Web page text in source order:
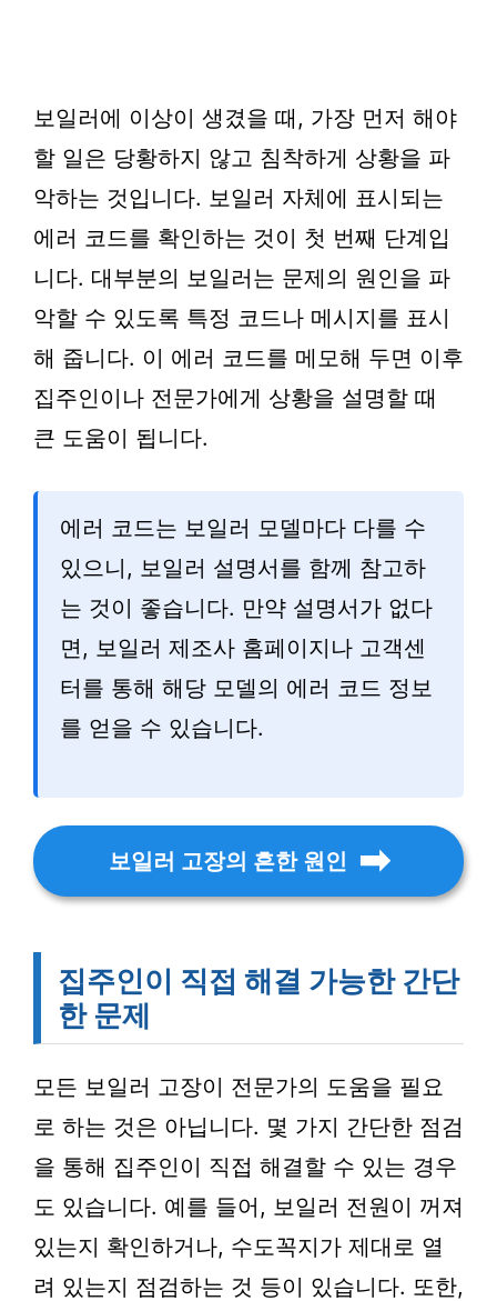
보일러에 이상이 생겼을 때, 가장 먼저 해야
할 일은 당황하지 않고 침착하게 상황을 파
악하는 것입니다. 보일러 자체에 표시되는
에러 코드를 확인하는 것이 첫 번째 단계입
니다. 대부분의 보일러는 문제의 원인을 파
악할 수 있도록 특정 코드나 메시지를 표시
해 줍니다. 이 에러 코드를 메모해 두면 이후
집주인이나 전문가에게 상황을 설명할 때
큰 도움이 됩니다.
에러 코드는 보일러 모델마다 다를 수
있으니, 보일러 설명서를 함께 참고하
는 것이 좋습니다. 만약 설명서가 없다
면, 보일러 제조사 홈페이지나 고객센
터를 통해 해당 모델의 에러 코드 정보
를 얻을 수 있습니다.
보일러 고장의 흔한 원인
집주인이 직접 해결 가능한 간단
한 문제
모든 보일러 고장이 전문가의 도움을 필요
로 하는 것은 아닙니다. 몇 가지 간단한 점검
을 통해 집주인이 직접 해결할 수 있는 경우
도 있습니다. 예를 들어, 보일러 전원이 꺼져
있는지 확인하거나, 수도꼭지가 제대로 열
려 있는지 점검하는 것 등이 있습니다. 또한,